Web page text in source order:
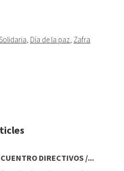
, Día de la paz, Zafra
DIRECTIVOS /...